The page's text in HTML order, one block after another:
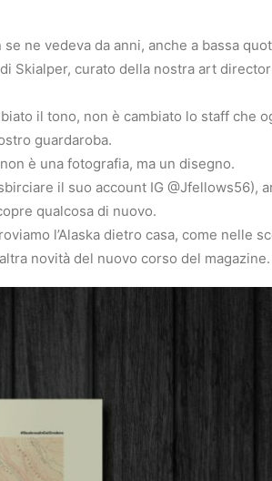
ne vedeva da anni, anche a bassa
Skialper, curato della nostra art
il tono, non è cambiato lo staff che
guardaroba.
è una fotografia, ma un disegno.
il suo account IG @Jfellows56),
qualcosa di nuovo.
l’Alaska dietro casa, come nelle
novità del nuovo corso del magazine.